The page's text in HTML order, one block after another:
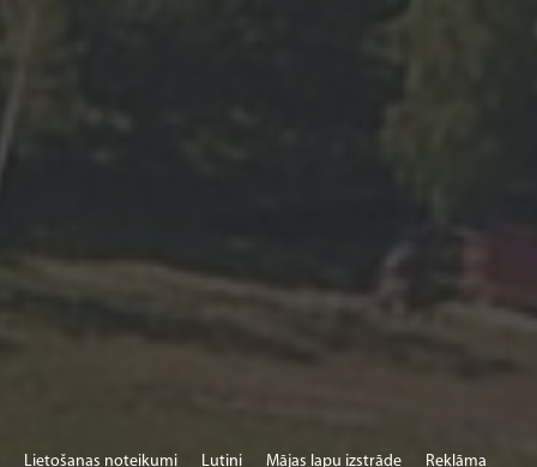
Lietošanas noteikumi Lutini Mājas lapu izstrāde Reklāma